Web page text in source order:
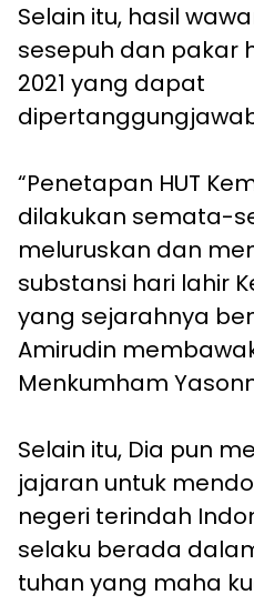
Selain itu, hasil
sesepuh dan pakar
2021 yang dapat
“Penetapan HUT
dilakukan semata-
meluruskan dan
substansi hari lahir
yang sejarahnya
Amirudin
Menkumham
Selain itu, Dia pun
jajaran untuk
negeri terindah
selaku berada
tuhan yang maha